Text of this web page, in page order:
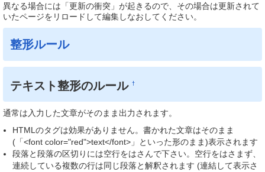
異なる場合には「更新の衝突」が起きるので、その場合は更新されて
いたページをリロードして編集しなおしてください。
整形ルール
テキスト整形のルール†
通常は入力した文章がそのまま出力されます。
HTMLのタグは効果がありません。書かれた文章はそのまま
(「<font color="red">text</font>」といった形のまま)表示されます
段落と段落の区切りには空行をはさんで下さい。空行をはさまず、
連続している複数の行は同じ段落と解釈されます (連結して表示さ